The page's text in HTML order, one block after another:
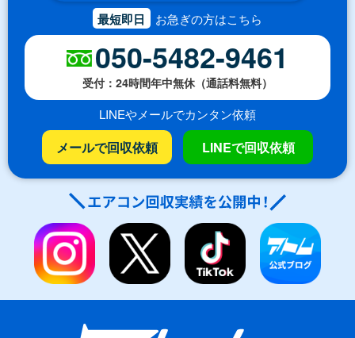
最短即日 お急ぎの方はこちら
050-5482-9461
受付：24時間年中無休（通話料無料）
LINEやメールでカンタン依頼
メールで回収依頼 LINEで回収依頼